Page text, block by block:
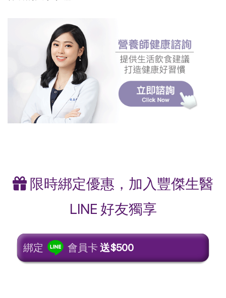
限時綁定優惠，加入豐傑生醫
LINE 好友獨享
綁定 會員卡送$500